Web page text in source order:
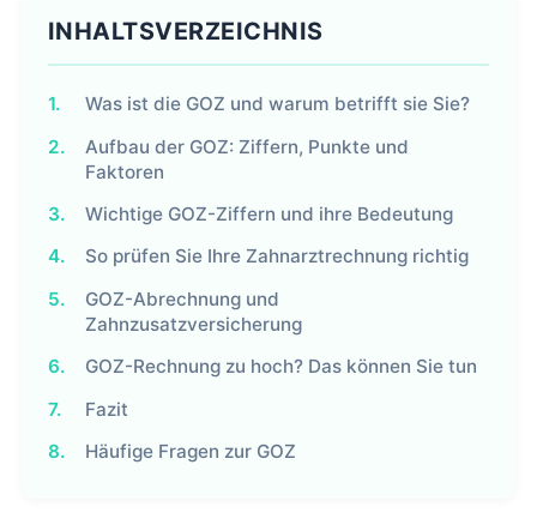
INHALTSVERZEICHNIS
1.
Was ist die GOZ und warum betrifft sie Sie?
2.
Aufbau der GOZ: Ziffern, Punkte und
Faktoren
3.
Wichtige GOZ-Ziffern und ihre Bedeutung
4.
So prüfen Sie Ihre Zahnarztrechnung richtig
5.
GOZ-Abrechnung und
Zahnzusatzversicherung
6.
GOZ-Rechnung zu hoch? Das können Sie tun
7.
Fazit
8.
Häufige Fragen zur GOZ